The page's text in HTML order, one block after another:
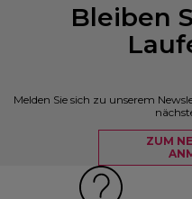
Bleiben
Melden Sie sich zu unserem
ZUM